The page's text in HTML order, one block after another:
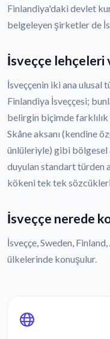
Finlandiya'daki devlet
belgeleyen şirketler de
İsveççe lehçeleri
İsveççenin iki ana ulusal
Finlandiya İsveççesi;
belirgin biçimde
Skåne aksanı (kendine
ünlüleriyle) gibi bölgesel
duyulan standart türden
kökeni tek tek
İsveççe nerede
İsveççe, Sweden,
ülkelerinde konuşulur.